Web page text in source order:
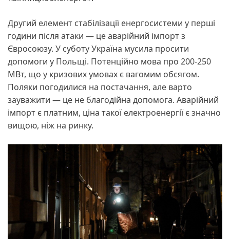
Другий елемент стабілізації енергосистеми у перші
години після атаки — це аварійний імпорт з
Євросоюзу. У суботу Україна мусила просити
допомоги у Польщі. Потенційно мова про 200-250
МВт, що у кризових умовах є вагомим обсягом.
Поляки погодилися на постачання, але варто
зауважити — це не благодійна допомога. Аварійний
імпорт є платним, ціна такої електроенергії є значно
вищою, ніж на ринку.